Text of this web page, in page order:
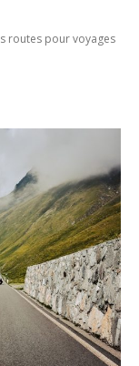
routes pour voyages